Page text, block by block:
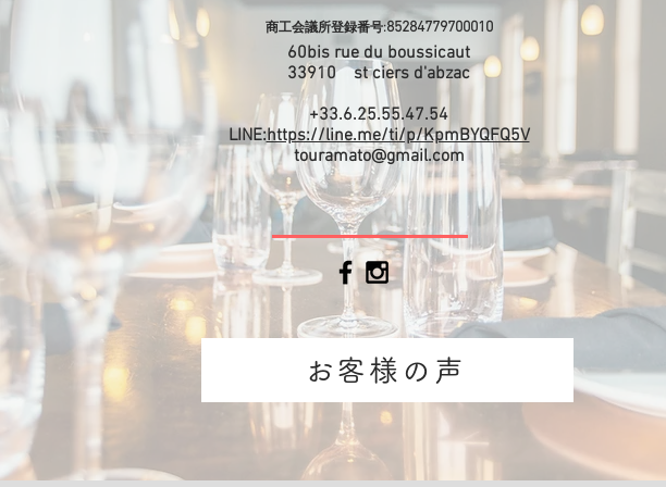
商工会議所登録番号:85284779700010
60bis rue du boussicaut
​33910 st ciers d'abzac
+33.6.25.55.47.54
LINE:https://line.me/ti/p/KpmBYQFQ5V
touramato@gmail.com
お客様の声